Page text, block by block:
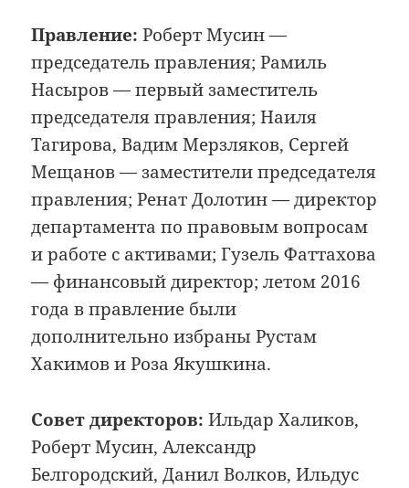
Правление: Роберт Мусин —
председатель правления; Рамиль
Насыров — первый заместитель
председателя правления; Наиля
Тагирова, Вадим Мерзляков, Сергей
Мещанов — заместители председателя
правления; Ренат Долотин — директор
департамента по правовым вопросам
и работе с активами; Гузель Фаттахова
— финансовый директор; летом 2016
года в правление были
дополнительно избраны Рустам
Хакимов и Роза Якушкина.
Совет директоров:Ильдар Халиков,
Роберт Мусин, Александр
Белгородский, Данил Волков, Ильдус